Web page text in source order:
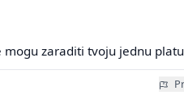
mogu zaraditi tvoju jednu